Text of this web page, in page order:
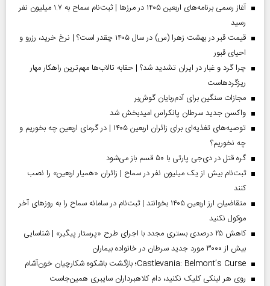
آغاز رسمی برنامه‌های اربعین ۱۴۰۵ در مرز‌ها | ثبت‌نام سماح به ۱.۷ میلیون نفر
رسید
قیمت قبر در بهشت زهرا (س) در سال ۱۴۰۵ چقدر است؟ | نرخ خرید، رزرو و
احیای قبور
چرا گرد و غبار در ایران تشدید شد؟ | حقابه تالاب‌ها مهم‌ترین راهکار مهار
ریزگردهاست
مجازات سنگین برای آدم‌ربایان گوش‌بر
واکسن جدید سرطان پانکراس امیدبخش شد
توصیه‌های تغذیه‌ای برای زائران اربعین ۱۴۰۵ | در گرمای اربعین چه بخوریم و
چه نخوریم؟
گره قتل در دی‌جی پارتی با ۵۰ قسم باز می‌شود
ثبت‌نام بیش از یک میلیون نفر در سماح | زائران «همیار اربعین» را نصب
کنند
متقاضیان ارز اربعین ۱۴۰۵ بخوانند | ثبت‌نام در سامانه سماح را به روز‌های آخر
موکول نکنید
کاهش ۲۵ درصدی بستری مجدد با اجرای طرح «پرستار پیگیر» | شناسایی
بیش از ۳۰۰۰ مورد جدید سرطان در خانواده بیماران
Castlevania: Belmont’s Curse؛ بازگشت باشکوه شکارچیان خون‌آشام
روی هر لینکی کلیک نکنید، دام کلاهبرداران سایبری همین‌جاست